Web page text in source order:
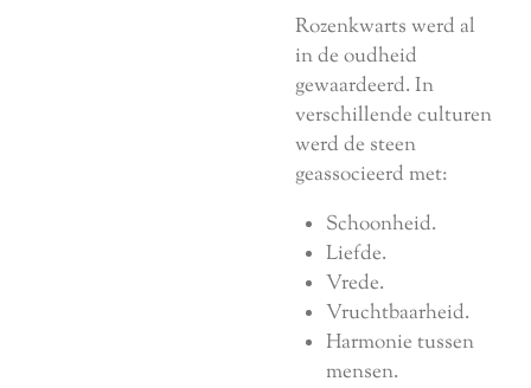
Rozenkwarts werd al
in de oudheid
gewaardeerd. In
verschillende culturen
werd de steen
geassocieerd met:
Schoonheid.
Liefde.
Vrede.
Vruchtbaarheid.
Harmonie tussen
mensen.